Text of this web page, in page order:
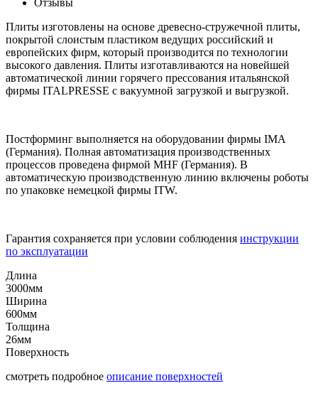
Плиты изготовлены на основе древесно-стружечной плиты,
покрытой слоистым пластиком ведущих российский и
европейских фирм, который производится по технологии
высокого давления. Плиты изготавливаются на новейшей
автоматической линии горячего прессования итальянской
фирмы ITALPRESSE с вакуумной загрузкой и выгрузкой.
Постформинг выполняется на оборудовании фирмы IMA
(Германия). Полная автоматизация производственных
процессов проведена фирмой MHF (Германия). В
автоматическую производственную линию включены роботы
по упаковке немецкой фирмы ITW.
Гарантия сохраняется при условии соблюдения инструкции
по эксплуатации
Длина
3000мм
Ширина
600мм
Толщина
26мм
Поверхность
смотреть подробное описание поверхностей